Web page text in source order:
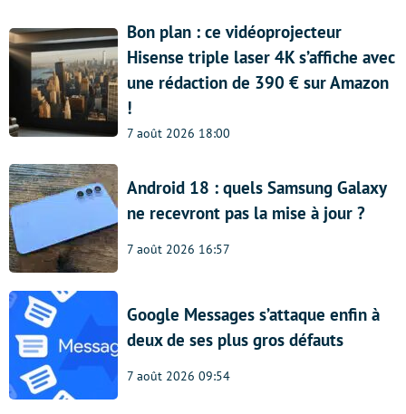
Bon plan : ce vidéoprojecteur
Hisense triple laser 4K s’affiche avec
une rédaction de 390 € sur Amazon
!
7 août 2026 18:00
Android 18 : quels Samsung Galaxy
ne recevront pas la mise à jour ?
7 août 2026 16:57
Google Messages s’attaque enfin à
deux de ses plus gros défauts
7 août 2026 09:54